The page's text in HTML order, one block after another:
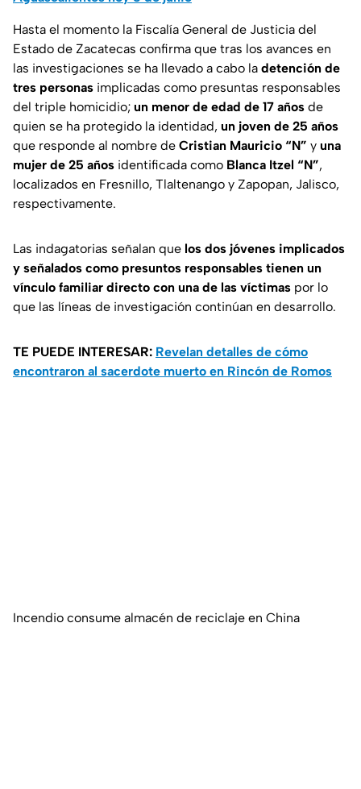
Hasta el momento la Fiscalía General de Justicia del
Estado de Zacatecas confirma que tras los avances en
las investigaciones se ha llevado a cabo la detención de
tres personas implicadas como presuntas responsables
del triple homicidio; un menor de edad de 17 años de
quien se ha protegido la identidad, un joven de 25 años
que responde al nombre de Cristian Mauricio “N” y una
mujer de 25 años identificada como Blanca Itzel “N”,
localizados en Fresnillo, Tlaltenango y Zapopan, Jalisco,
respectivamente.
Las indagatorias señalan que los dos jóvenes implicados
y señalados como presuntos responsables tienen un
vínculo familiar directo con una de las víctimas por lo
que las líneas de investigación continúan en desarrollo.
TE PUEDE INTERESAR: Revelan detalles de cómo
encontraron al sacerdote muerto en Rincón de Romos
Incendio consume almacén de reciclaje en China